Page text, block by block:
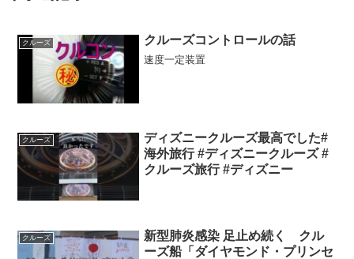
クルーズ クルーズコントロールの話
速度一定装置
クルーズ
ディズニークルーズ最高でした#
海外旅行 #ディズニークルーズ #
クルーズ旅行 #ディズニー
クルーズ
新型肺炎感染 足止め続く クル
ーズ船「ダイヤモンド・プリンセ